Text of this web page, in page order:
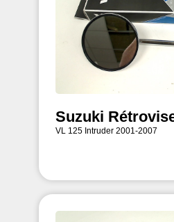
Suzuki
VL 125 Intruder 2001-2007